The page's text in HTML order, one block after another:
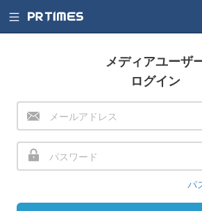
メディアユーザ
ログイン
パ